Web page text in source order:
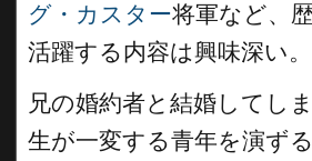
グ・カスター将軍など、
活躍する内容は興味深い。
兄の婚約者と結婚してし
生が一変する青年を演ずる